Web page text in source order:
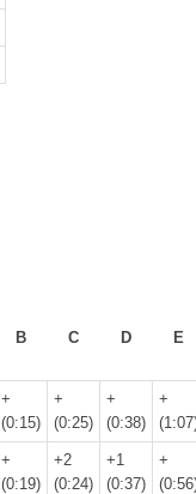
B C D E
+
(0:15)
+
(0:25)
+
(0:38)
+
+
(0:19)
+2
(0:24)
+1
(0:37)
+